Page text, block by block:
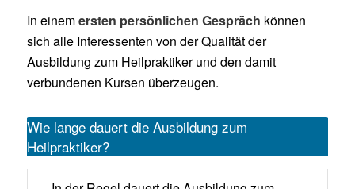
In einemersten persönlichen Gespräch können
sich alle Interessenten von der Qualität der
Ausbildung zum Heilpraktiker und den damit
verbundenen Kursen überzeugen.
Wie lange dauert die Ausbildung zum
Heilpraktiker?